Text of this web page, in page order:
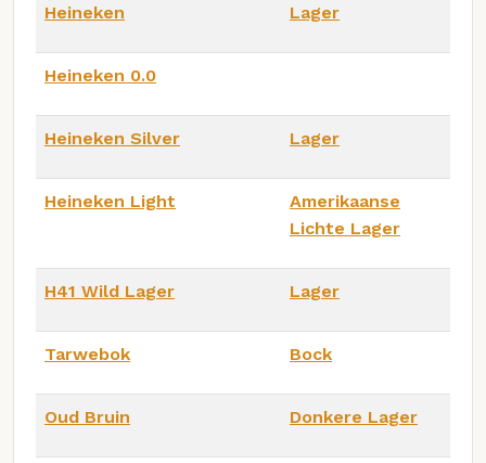
Heineken Lager
Heineken 0.0
Heineken Silver Lager
Heineken Light
Amerikaanse
Lichte Lager
H41 Wild Lager Lager
Tarwebok Bock
Oud Bruin Donkere Lager